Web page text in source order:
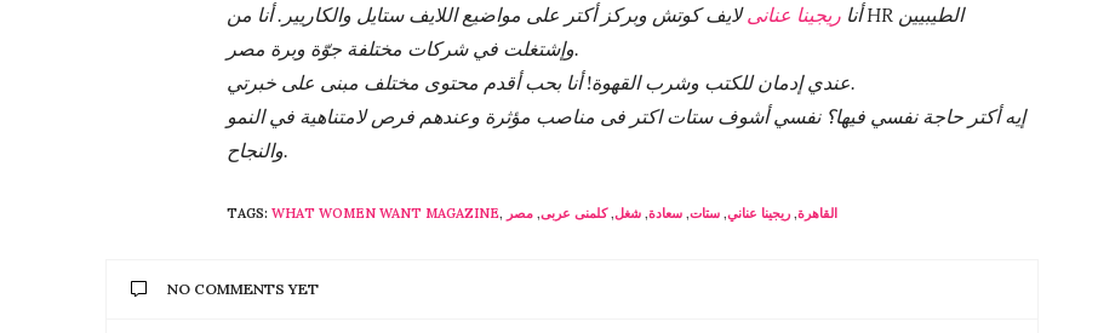
أنا ريجينا عنانىلايف كوتش وبركز أكتر على مواضيع اللايف ستايل والكاريير. أنا من HR الطيبيين
وإشتغلت في شركات مختلفة جوّة وبرة مصر.
عندي إدمان للكتب وشرب القهوة! أنا بحب أقدم محتوى مختلف مبنى على خبرتي.
إيه أكتر حاجة نفسي فيها؟ نفسي أشوف ستات اكتر فى مناصب مؤثرة وعندهم فرص لامتناهية في النمو
والنجاح.
TAGS: WHAT WOMEN WANT MAGAZINE, القاهرة, ريجينا عناني, ستات, سعادة, شغل,كلمنى عربى, مصر
NO COMMENTS YET